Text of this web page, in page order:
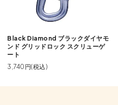
Black Diamond ブラックダイヤモ
ンド グリッドロック スクリューゲ
ート
3,740円(税込)